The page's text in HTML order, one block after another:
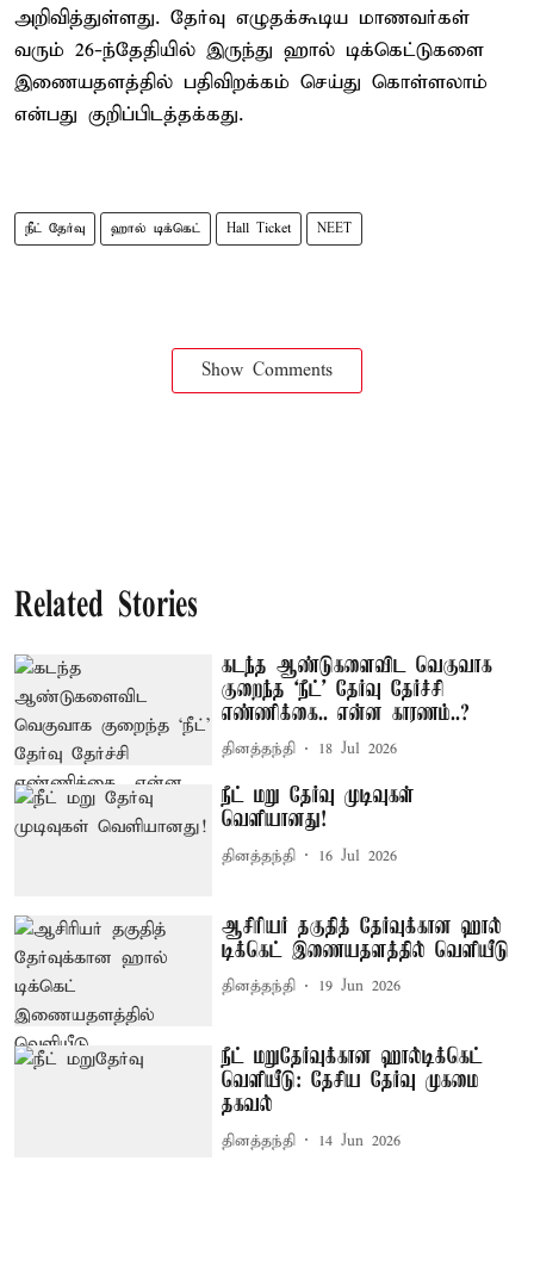
அறிவித்துள்ளது. தேர்வு எழுதக்கூடிய மாணவர்கள்
வரும் 26-ந்தேதியில் இருந்து ஹால் டிக்கெட்டுகளை
இணையதளத்தில் பதிவிறக்கம் செய்து கொள்ளலாம்
என்பது குறிப்பிடத்தக்கது.
நீட் தேர்வு ஹால் டிக்கெட் Hall Ticket NEET
Show Comments
Related Stories
கடந்த ஆண்டுகளைவிட வெகுவாக
குறைந்த ‘நீட்’ தேர்வு தேர்ச்சி
எண்ணிக்கை.. என்ன காரணம்..?
தினத்தந்தி 18 Jul 2026
நீட் மறு தேர்வு முடிவுகள்
வெளியானது!
தினத்தந்தி 16 Jul 2026
ஆசிரியர் தகுதித் தேர்வுக்கான ஹால்
டிக்கெட் இணையதளத்தில் வெளியீடு
தினத்தந்தி 19 Jun 2026
நீட் மறுதேர்வுக்கான ஹால்டிக்கெட்
வெளியீடு: தேசிய தேர்வு முகமை
தகவல்
தினத்தந்தி 14 Jun 2026